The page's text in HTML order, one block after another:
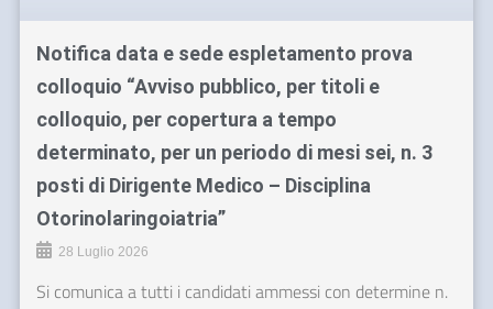
Notifica data e sede espletamento prova
colloquio “Avviso pubblico, per titoli e
colloquio, per copertura a tempo
determinato, per un periodo di mesi sei, n. 3
posti di Dirigente Medico – Disciplina
Otorinolaringoiatria”
28 Luglio 2026
Si comunica a tutti i candidati ammessi con determine n.